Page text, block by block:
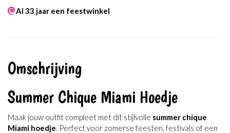
Al 33 jaar een feestwinkel
Omschrijving
Summer Chique Miami Hoedje
Maak jouw outfit compleet met dit stijlvolle summer chique
Miami hoedje . Perfect voor zomerse feesten, festivals of een